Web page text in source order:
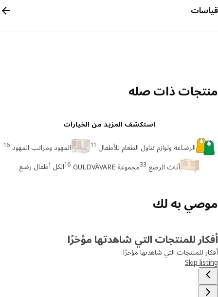
ذات صله
استكشف المزيد من الخيارات
الرضاعة ولوازم تناول الطعام للأطفال 11 المهود ومراتب المهود 16
أثاث الرضع مجموعة GULDVÄVARE 16الكل أطفال رضع
به لك
للمنتجات التي شاهدتها مؤخرًا
للمنتجات التي شاهدتها مؤخرًا
Skip